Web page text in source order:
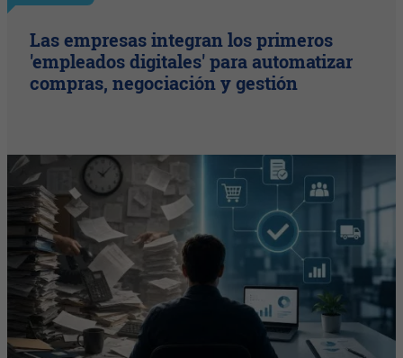
Las empresas integran los primeros
'empleados digitales' para automatizar
compras, negociación y gestión